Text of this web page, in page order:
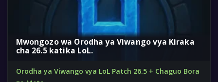
Mwongozo wa Orodha ya Viwango vya Kiraka
cha 26.5 katika LoL.
Orodha ya Viwango vya LoL Patch 26.5 + Chaguo Bora